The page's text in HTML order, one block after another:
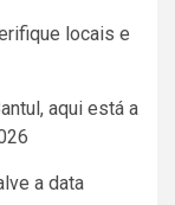
locais e
aqui está a
a data